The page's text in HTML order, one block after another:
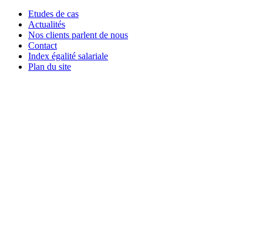
Etudes de cas
Actualités
Nos clients parlent de nous
Contact
Index égalité salariale
Plan du site